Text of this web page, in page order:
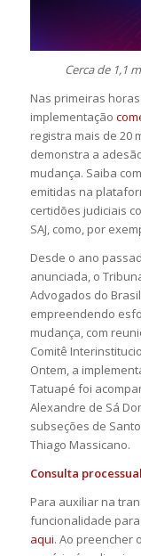
Cerca de 1,1
Nas primeiras
implementação
registra mais de 20
demonstra a
mudança. Saiba
emitidas na
certidões judiciais
SAJ, como, por
Desde o ano
anunciada, o
Advogados do
empreendendo
mudança, com
Comitê
Ontem, a
Tatuapé foi
Alexandre de Sá
subseções de
Thiago Massicano.
Consulta
Para auxiliar na
funcionalidade
aqui. Ao preencher